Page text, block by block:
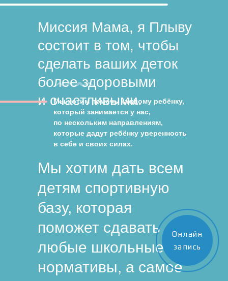
Миссия Мама, я Плыву
состоит в том, чтобы
сделать ваших деток
более здоровыми
и счастливыми.
Мы хотим помочь каждому ребёнку,
который занимается у нас,
по нескольким направлениям,
которые дадут ребёнку уверенность
в себе и своих силах.
Мы хотим дать всем
детям спортивную
базу, которая
поможет сдавать
любые школьные
нормативы, а самое
Онлайн
запись